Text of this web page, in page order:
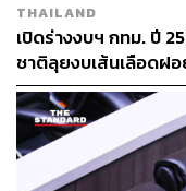
THAILAND
เปิดร่างงบฯ กทม. ปี
ชาติลุยงบเส้นเลือดฝ
ยุทธศาสตร์พัฒนาเมื